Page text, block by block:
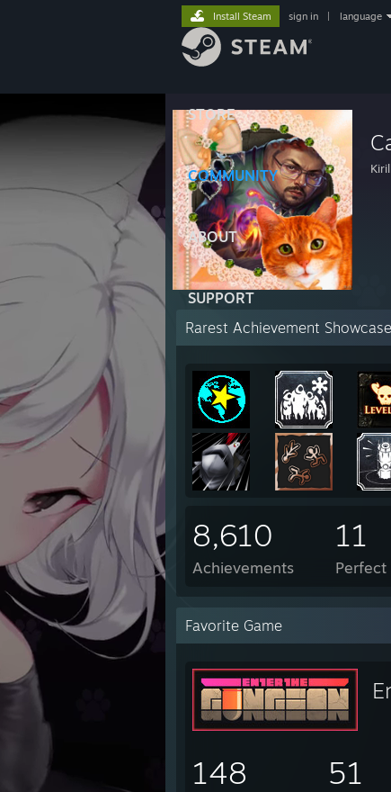
STORE
COMMUNITY
ABOUT
SUPPORT
Install Steam sign in language
Rarest Achievement Showcase
8,610
Achievements
11
Perfect
Favorite Game
148 51